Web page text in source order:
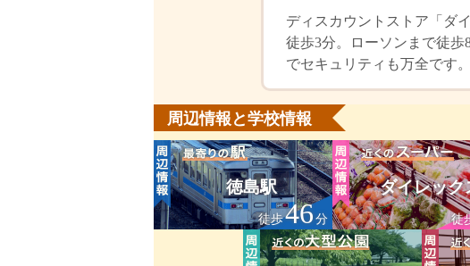
ディスカウントストア「ダ
徒歩3分。ローソンまで徒
でセキュリティも万全です。
周辺情報と学校情報
徳島駅
徒歩46分
ダイレック
徒